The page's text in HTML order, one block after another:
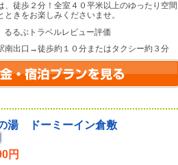
、徒歩２分！全室４０平米以上のゆったり空間
きをお楽しみくださいませ。
るるぶトラベルレビュー評価
南出口→徒歩約１０分またはタクシー約３分
湯 ドーミーイン倉敷
円